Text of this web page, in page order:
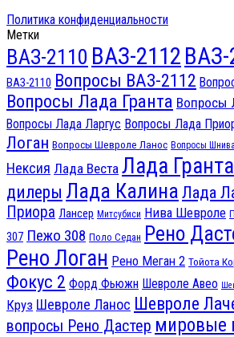
Политика конфиденциальности
Метки
ВАЗ-2110 ВАЗ-2112 ВАЗ-
ВАЗ-2110 Вопросы ВАЗ-2112
Вопросы Лада Гранта Вопросы
Вопросы Лада Ларгус Вопросы Лада
Логан Вопросы Шевроле Ланос Вопросы Шнива
Нексия Лада Веста Лада Гранта
дилеры Лада Калина Лада
Приора Лансер Митсубиси Нива Шевроле
307 Пежо 308 Поло Седан Рено
Рено Логан Рено Меган 2 Тойота
Фокус 2 Форд Фьюжн Шевроле Авео
Круз Шевроле Ланос Шевроле
вопросы Рено Дастер мировые